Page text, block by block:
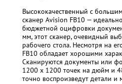
Высококачественный с
сканер Avision FB10 —
бюджетной оцифровки
мм, этот сканер, очевидный
рабочего стола. Несмотря на
FB10 обладает хорошими
Сканируются документы или
1200 x 1200 точек на дюйм и
точно воспроизведут детали и